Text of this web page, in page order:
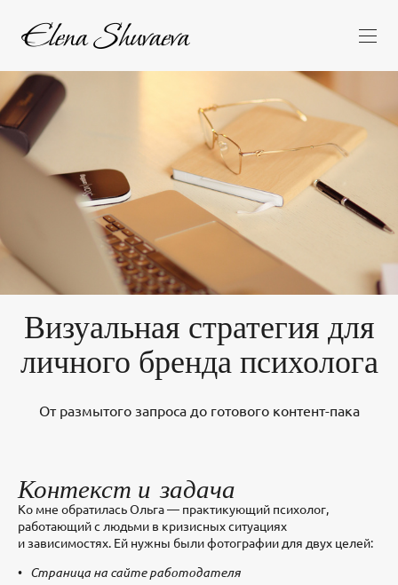
Визуальная стратегия для
личного бренда психолога
От размытого запроса до готового контент-пака
Контекст и задача
Ко мне обратилась Ольга — практикующий психолог,
работающий с людьми в кризисных ситуациях
и зависимостях. Ей нужны были фотографии для двух целей:
Страница на сайте работодателя